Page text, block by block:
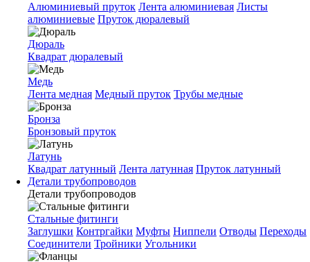
Алюминиевый пруток Лента алюминиевая Листы
алюминиевые Пруток дюралевый
Дюраль
Квадрат дюралевый
Медь
Лента медная Медный пруток Трубы медные
Бронза
Бронзовый пруток
Латунь
Квадрат латунный Лента латунная Пруток латунный
Детали трубопроводов
Детали трубопроводов
Стальные фитинги
Заглушки Контргайки Муфты Ниппели Отводы Переходы
Соединители Тройники Угольники